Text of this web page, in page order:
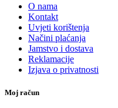
O nama
Kontakt
Uvjeti korištenja
Načini plaćanja
Jamstvo i dostava
Reklamacije
Izjava o privatnosti
Moj račun